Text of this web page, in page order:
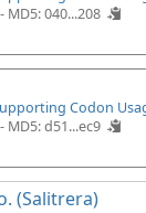
MD5: 040...208
Codon
MD5: d51...ec9
(Salitrera)